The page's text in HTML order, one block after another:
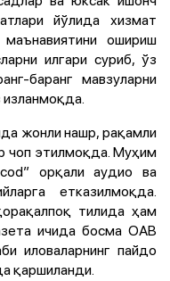
йўлида хизмат
ошириш
илгари суриб, ўз
баранг мавзуларни
жонли нашр, рақамли
чоп этилмоқда. Муҳим
cod” орқали аудио ва
етказилмоқда.
тилида ҳам
ичида босма ОАВ
иловаларнинг пайдо
қаршиланди.